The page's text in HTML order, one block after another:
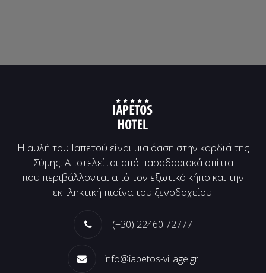
Η αυλή του Ιαπετού είναι μια όαση στην καρδιά της
Σύμης. Αποτελείται από παραδοσιακά σπίτια
που περιβάλλονται από τον εξωτικό κήπο και την
εκπληκτική πισίνα του ξενοδοχείου.
(+30) 22460 72777
info@iapetos-village.gr